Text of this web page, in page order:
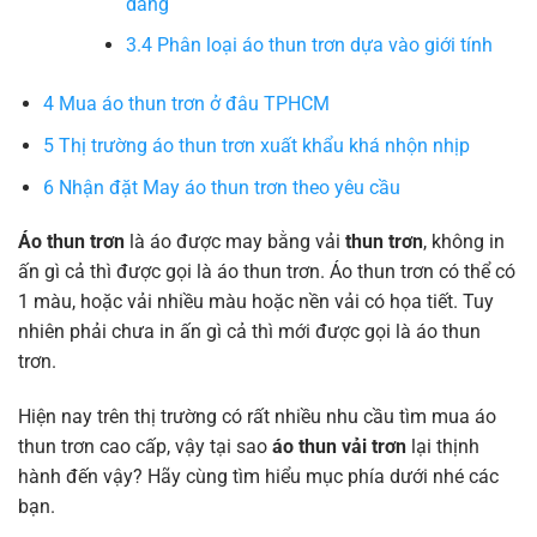
3.4Phân loại áo thun trơn dựa vào giới tính
4Mua áo thun trơn ở đâu TPHCM
5Thị trường áo thun trơn xuất khẩu khá nhộn nhịp
6Nhận đặt May áo thun trơn theo yêu cầu
Áo thun trơn là áo được may bằng vải thun trơn, không in
ấn gì cả thì được gọi là áo thun trơn. Áo thun trơn có thể có
1 màu, hoặc vải nhiều màu hoặc nền vải có họa tiết. Tuy
nhiên phải chưa in ấn gì cả thì mới được gọi là áo thun
trơn.
Hiện nay trên thị trường có rất nhiều nhu cầu tìm mua áo
thun trơn cao cấp, vậy tại sao áo thun vải trơn lại thịnh
hành đến vậy? Hãy cùng tìm hiểu mục phía dưới nhé các
bạn.